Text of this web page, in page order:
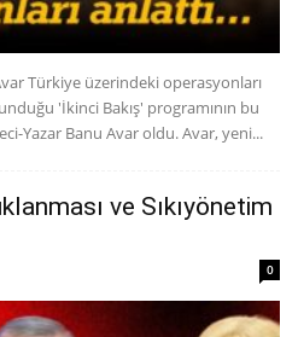
Türkiye üzerindeki operasyonları
'İkinci Bakış' programının bu
Yazar Banu Avar oldu. Avar, yeni...
ve Sıkıyönetim
0